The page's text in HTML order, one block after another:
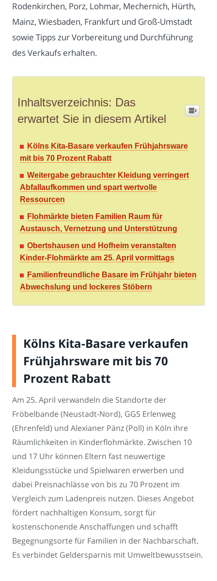
Rodenkirchen, Porz, Lohmar, Mechernich, Hürth,
Mainz, Wiesbaden, Frankfurt und Groß-Umstadt
sowie Tipps zur Vorbereitung und Durchführung
des Verkaufs erhalten.
Inhaltsverzeichnis: Das
erwartet Sie in diesem Artikel
Kölns Kita-Basare verkaufen Frühjahrsware
mit bis 70 Prozent Rabatt
Weitergabe gebrauchter Kleidung verringert
Abfallaufkommen und spart wertvolle
Ressourcen
Flohmärkte bieten Familien Raum für
Austausch, Vernetzung und Unterstützung
Obertshausen und Hofheim veranstalten
Kinder-Flohmärkte am 25. April vormittags
Familienfreundliche Basare im Frühjahr bieten
Abwechslung und lockeres Stöbern
Kölns Kita-Basare verkaufen
Frühjahrsware mit bis 70
Prozent Rabatt
Am 25. April verwandeln die Standorte der
Fröbelbande (Neustadt-Nord), GGS Erlenweg
(Ehrenfeld) und Alexianer Pänz (Poll) in Köln ihre
Räumlichkeiten in Kinderflohmärkte. Zwischen 10
und 17 Uhr können Eltern fast neuwertige
Kleidungsstücke und Spielwaren erwerben und
dabei Preisnachlässe von bis zu 70 Prozent im
Vergleich zum Ladenpreis nutzen. Dieses Angebot
fördert nachhaltigen Konsum, sorgt für
kostenschonende Anschaffungen und schafft
Begegnungsorte für Familien in der Nachbarschaft.
Es verbindet Geldersparnis mit Umweltbewusstsein.